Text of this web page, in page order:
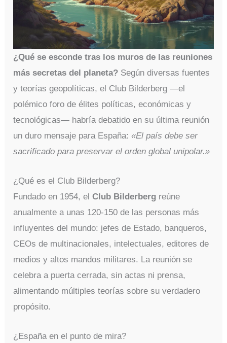
¿Qué se esconde tras los muros de las reuniones
más secretas del planeta? Según diversas fuentes
y teorías geopolíticas, el Club Bilderberg —el
polémico foro de élites políticas, económicas y
tecnológicas— habría debatido en su última reunión
un duro mensaje para España:«El país debe ser
sacrificado para preservar el orden global unipolar.»
¿Qué es el Club Bilderberg?
Fundado en 1954, elClub Bilderberg reúne
anualmente a unas 120-150 de las personas más
influyentes del mundo: jefes de Estado, banqueros,
CEOs de multinacionales, intelectuales, editores de
medios y altos mandos militares. La reunión se
celebra a puerta cerrada, sin actas ni prensa,
alimentando múltiples teorías sobre su verdadero
propósito.
¿España en el punto de mira?